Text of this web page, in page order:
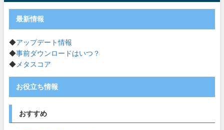
最新情報
◆アップデート情報
◆事前ダウンロードはいつ？
◆ メタスコア
お役立ち情報
おすすめ